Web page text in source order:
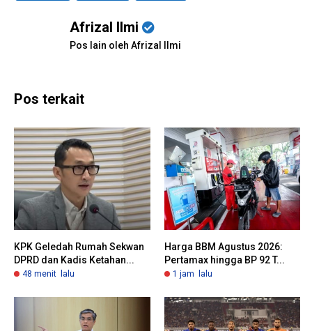
Afrizal Ilmi
Pos lain oleh Afrizal Ilmi
Pos terkait
KPK Geledah Rumah Sekwan
DPRD dan Kadis Ketahan...
48 menit lalu
Harga BBM Agustus 2026:
Pertamax hingga BP 92 T...
1 jam lalu